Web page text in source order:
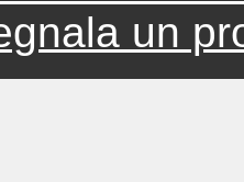
un